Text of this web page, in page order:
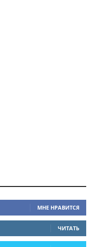
МНЕ НРАВИТСЯ
ЧИТАТЬ